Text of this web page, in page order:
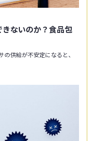
ないのか？食品包
供給が不安定になると、